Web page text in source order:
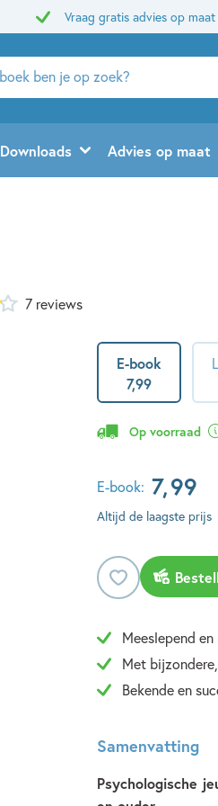
Vraag gratis advies op maat
Downloads Advies op maat
7 reviews
E-book
7,99
Op voorraad
E-book: 7,99
Altijd de laagste prijs
Meeslepend
Met
Bekende en
Samenvatting
Psychologische